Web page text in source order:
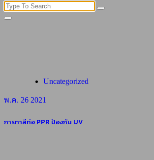
Search
for:
Uncategorized
พ.ค. 26 2021
การทาสีท่อ PPR ป้องกัน UV